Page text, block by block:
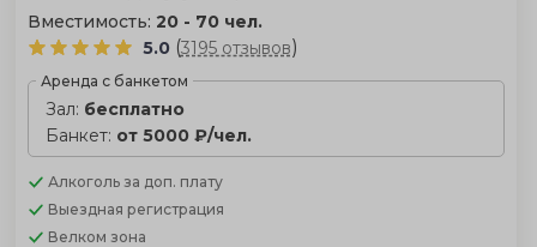
Вместимость: 20 - 70 чел.
5.0 (3195 отзывов)
Аренда с банкетом
Зал: бесплатно
Банкет: от 5000 ₽/чел.
Алкоголь за доп. плату
Выездная регистрация
Велком зона